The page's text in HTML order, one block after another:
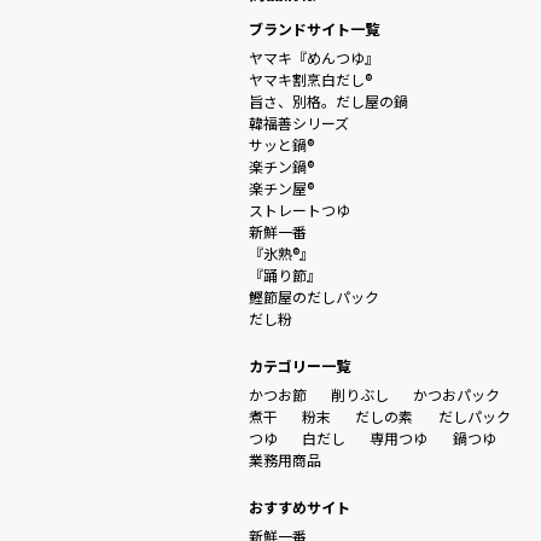
ブランドサイト一覧
ヤマキ『めんつゆ』
ヤマキ割烹白だし®
旨さ、別格。だし屋の鍋
韓福善シリーズ
サッと鍋®
楽チン鍋®
楽チン屋®
ストレートつゆ
新鮮一番
『氷熟®』
『踊り節』
鰹節屋のだしパック
だし粉
カテゴリー一覧
かつお節
削りぶし
かつおパック
煮干
粉末 だしの素
だしパック
つゆ
白だし 専用つゆ
鍋つゆ
業務用商品
おすすめサイト
新鮮一番